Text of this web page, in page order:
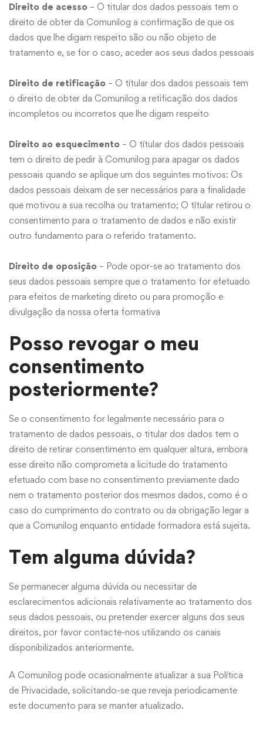
Direito de acesso – O titular dos dados pessoais tem o
direito de obter da Comunilog a confirmação de que os
dados que lhe digam respeito são ou não objeto de
tratamento e, se for o caso, aceder aos seus dados pessoais
Direito de retificação – O títular dos dados pessoais tem
o direito de obter da Comunilog a retificação dos dados
incompletos ou incorretos que lhe digam respeito
Direito ao esquecimento – O títular dos dados pessoais
tem o direito de pedir à Comunilog para apagar os dados
pessoais quando se aplique um dos seguintes motivos: Os
dados pessoais deixam de ser necessários para a finalidade
que motivou a sua recolha ou tratamento; O títular retirou o
consentimento para o tratamento de dados e não existir
outro fundamento para o referido tratamento.
Direito de oposição – Pode opor-se ao tratamento dos
seus dados pessoais sempre que o tratamento for efetuado
para efeitos de marketing direto ou para promoção e
divulgação da nossa oferta formativa
Posso revogar o meu
consentimento
posteriormente?
Se o consentimento for legalmente necessário para o
tratamento de dados pessoais, o titular dos dados tem o
direito de retirar consentimento em qualquer altura, embora
esse direito não comprometa a licitude do tratamento
efetuado com base no consentimento previamente dado
nem o tratamento posterior dos mesmos dados, como é o
caso do cumprimento do contrato ou da obrigação legar a
que a Comunilog enquanto entidade formadora está sujeita.
Tem alguma dúvida?
Se permanecer alguma dúvida ou necessitar de
esclarecimentos adicionais relativamente ao tratamento dos
seus dados pessoais, ou pretender exercer alguns dos seus
direitos, por favor contacte-nos utilizando os canais
disponibilizados anteriormente.
A Comunilog pode ocasionalmente atualizar a sua Política
de Privacidade, solicitando-se que reveja periodicamente
este documento para se manter atualizado.